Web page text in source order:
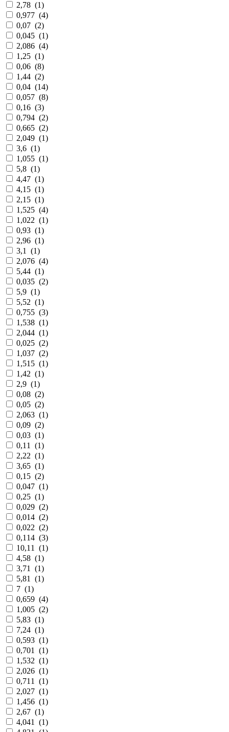
2,78 (1)
0,977 (4)
0,07 (2)
0,045 (1)
2,086 (4)
1,25 (1)
0,06 (8)
1,44 (2)
0,04 (14)
0,057 (8)
0,16 (3)
0,794 (2)
0,665 (2)
2,049 (1)
3,6 (1)
1,055 (1)
5,8 (1)
4,47 (1)
4,15 (1)
2,15 (1)
1,525 (4)
1,022 (1)
0,93 (1)
2,96 (1)
3,1
(1)
2,076 (4)
5,44 (1)
0,035 (2)
5,9 (1)
5,52 (1)
0,755 (3)
1,538 (1)
2,044 (1)
0,025 (2)
1,037 (2)
1,515 (1)
1,42 (1)
2,9 (1)
0,08 (2)
0,05 (2)
2,063 (1)
0,09 (2)
0,03 (1)
0,11
(1)
2,22 (1)
3,65 (1)
0,15 (2)
0,047 (1)
0,25 (1)
0,029 (2)
0,014 (2)
0,022 (2)
0,114 (3)
10,11
(1)
4,58 (1)
3,71
(1)
5,81
(1)
7 (1)
0,659 (4)
1,005 (2)
5,83 (1)
7,24 (1)
0,593 (1)
0,701
(1)
1,532 (1)
2,026 (1)
0,711
(1)
2,027 (1)
1,456 (1)
2,67 (1)
4,041
(1)